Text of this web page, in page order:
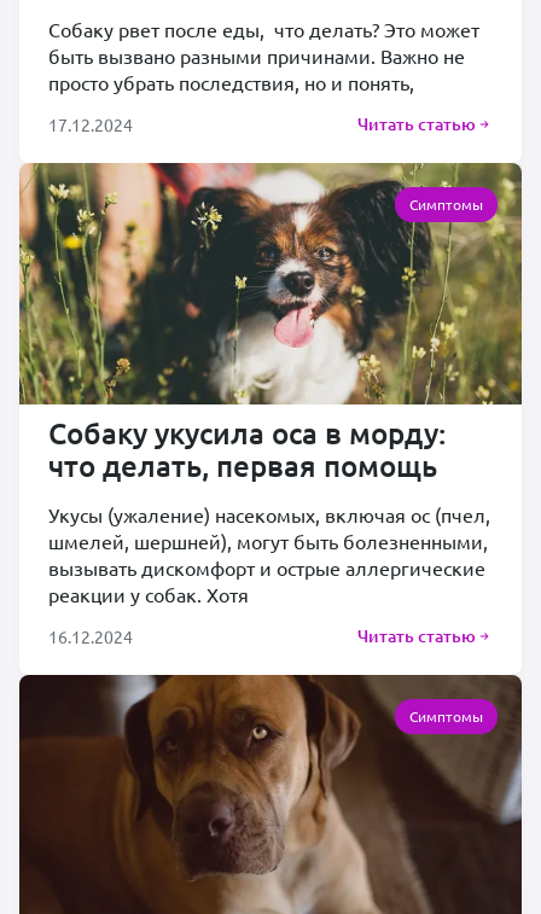
Собаку рвет после еды, что делать? Это может
быть вызвано разными причинами. Важно не
просто убрать последствия, но и понять,
17.12.2024 Читать статью
Собаку укусила оса в морду:
что делать, первая помощь
Укусы (ужаление) насекомых, включая ос (пчел,
шмелей, шершней), могут быть болезненными,
вызывать дискомфорт и острые аллергические
реакции у собак. Хотя
16.12.2024 Читать статью
Симптомы
Симптомы